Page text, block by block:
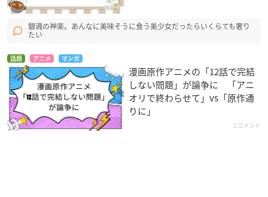
銀魂の神楽。あんなに美味そうに食う美少女だったらいくらても奢り
たい
話題 アニメ マンガ
漫画原作アニメの「12話で完結
しない問題」が論争に 「アニ
オリで終わらせて」vs「原作通
りに」
1コメント